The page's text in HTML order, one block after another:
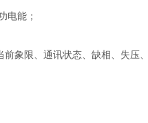
电能 ；
象限、通讯状态、缺相、失压